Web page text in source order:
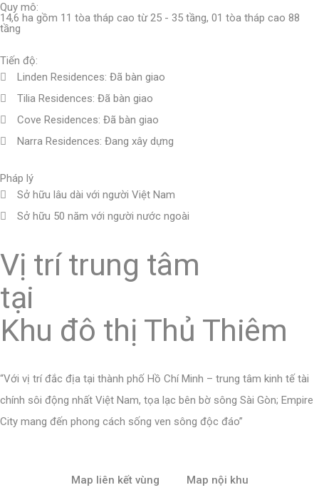
Quy mô:
14,6 ha gồm 11 tòa tháp cao từ 25 - 35 tầng, 01 tòa tháp cao 88
tầng
Tiến độ:
Linden Residences: Đã bàn giao
Tilia Residences: Đã bàn giao
Cove Residences: Đã bàn giao
Narra Residences: Đang xây dựng
Pháp lý
Sở hữu lâu dài với người Việt Nam
Sở hữu 50 năm với người nước ngoài
Vị trí trung tâm
tại
Khu đô thị Thủ Thiêm
“Với vị trí đắc địa tại thành phố Hồ Chí Minh – trung tâm kinh tế tài
chính sôi động nhất Việt Nam, tọa lạc bên bờ sông Sài Gòn; Empire
City mang đến phong cách sống ven sông độc đáo”
Map liên kết vùng Map nội khu